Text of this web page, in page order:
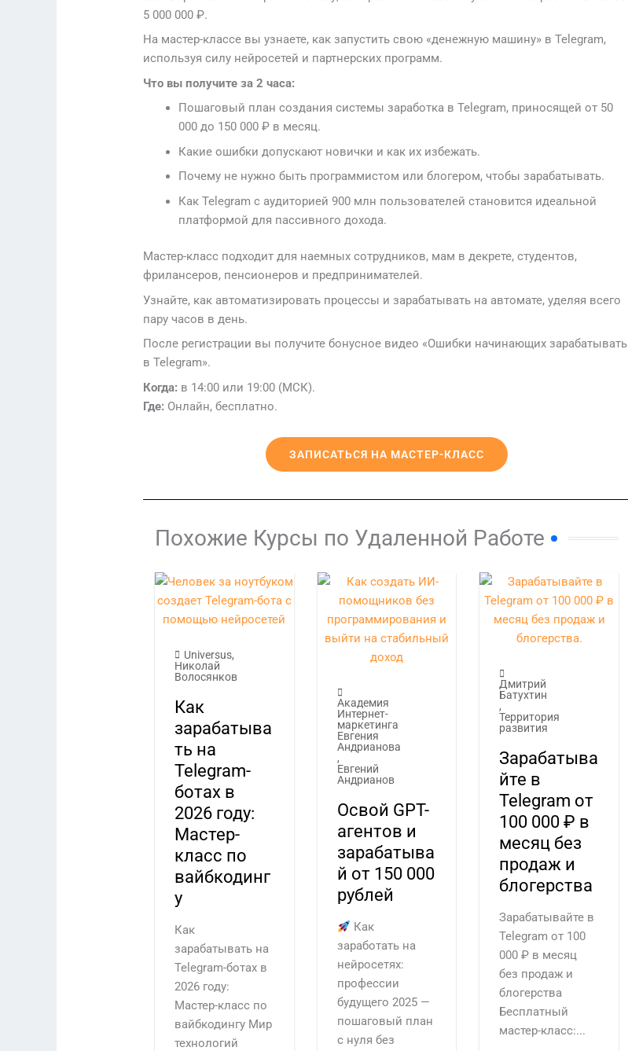
5 000 000 ₽.
На мастер-классе вы узнаете, как запустить свою «денежную машину» в Telegram,
используя силу нейросетей и партнерских программ.
Что вы получите за 2 часа:
Пошаговый план создания системы заработка в Telegram, приносящей от 50
000 до 150 000 ₽ в месяц.
Какие ошибки допускают новички и как их избежать.
Почему не нужно быть программистом или блогером, чтобы зарабатывать.
Как Telegram с аудиторией 900 млн пользователей становится идеальной
платформой для пассивного дохода.
Мастер-класс подходит для наемных сотрудников, мам в декрете, студентов,
фрилансеров, пенсионеров и предпринимателей.
Узнайте, как автоматизировать процессы и зарабатывать на автомате, уделяя всего
пару часов в день.
После регистрации вы получите бонусное видео «Ошибки начинающих зарабатывать
в Telegram».
Когда: в 14:00 или 19:00 (МСК).
Где: Онлайн, бесплатно.
ЗАПИСАТЬСЯ НА МАСТЕР-КЛАСС
Похожие Курсы по Удаленной Работе
Universus,
Николай
Волосянков
Как
зарабатыва
ть на
Telegram-
ботах в
2026 году:
Мастер-
класс по
вайбкодинг
у
Как
зарабатывать на
Telegram-ботах в
2026 году:
Мастер-класс по
вайбкодингу Мир
технологий
Академия
Интернет-
маркетинга
Евгения
Андрианова
,
Евгений
Андрианов
Освой GPT-
агентов и
зарабатыва
й от 150 000
рублей
Как
заработать на
нейросетях:
профессии
будущего 2025 —
пошаговый план
с нуля без
Дмитрий
Батухтин
,
Территория
развития
Зарабатыва
йте в
Telegram от
100 000 ₽ в
месяц без
продаж и
блогерства
Зарабатывайте в
Telegram от 100
000 ₽ в месяц
без продаж и
блогерства
Бесплатный
мастер-класс:...